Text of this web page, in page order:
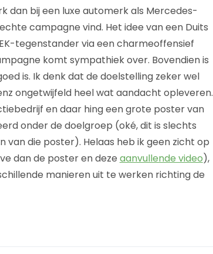
dan bij een luxe automerk als Mercedes-
campagne vind. Het idee van een Duits
tegenstander via een charmeoffensief
komt sympathiek over. Bovendien is
is. Ik denk dat de doelstelling zeker wel
ongetwijfeld heel wat aandacht opleveren.
en daar hing een grote poster van
onder de doelgroep (oké, dit is slechts
die poster). Helaas heb ik geen zicht op
dan de poster en deze aanvullende video),
manieren uit te werken richting de